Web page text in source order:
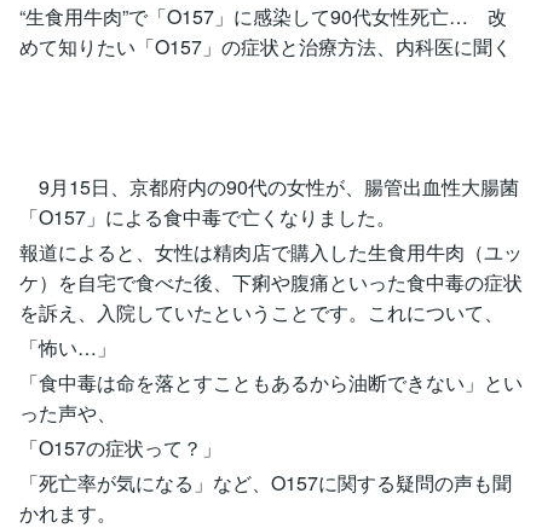
“生食用牛肉”で「O157」に感染して90代女性死亡… 改
めて知りたい「O157」の症状と治療方法、内科医に聞く
9月15日、京都府内の90代の女性が、腸管出血性大腸菌
「O157」による食中毒で亡くなりました。
報道によると、女性は精肉店で購入した生食用牛肉（ユッ
ケ）を自宅で食べた後、下痢や腹痛といった食中毒の症状
を訴え、入院していたということです。これについて、
「怖い…」
「食中毒は命を落とすこともあるから油断できない」とい
った声や、
「O157の症状って？」
「死亡率が気になる」など、O157に関する疑問の声も聞
かれます。